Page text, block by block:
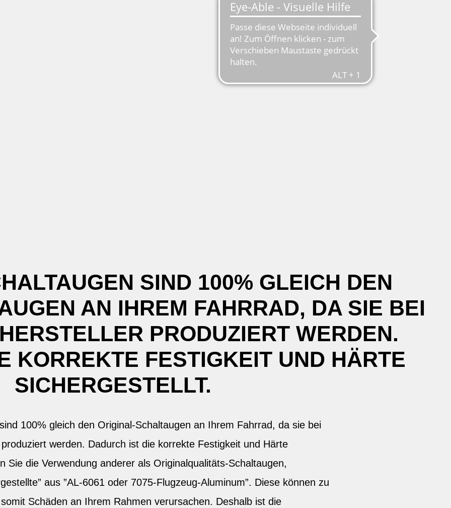
SIND 100% GLEICH DEN
AN IHREM FAHRRAD, DA SIE BEI
PRODUZIERT WERDEN.
KORREKTE FESTIGKEIT UND HÄRTE
SICHERGESTELLT.
100% gleich den Original-Schaltaugen an Ihrem Fahrrad, da sie bei
werden. Dadurch ist die korrekte Festigkeit und Härte
Sie die Verwendung anderer als Originalqualitäts-Schaltaugen,
aus ”AL-6061 oder 7075-Flugzeug-Aluminum”. Diese können zu
Schäden an Ihrem Rahmen verursachen. Deshalb ist die